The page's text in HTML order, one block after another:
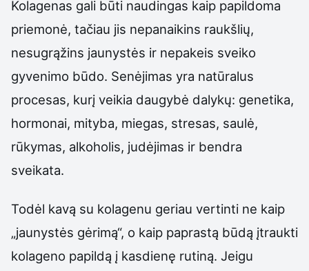
Kolagenas gali būti naudingas kaip papildoma
priemonė, tačiau jis nepanaikins raukšlių,
nesugrąžins jaunystės ir nepakeis sveiko
gyvenimo būdo. Senėjimas yra natūralus
procesas, kurį veikia daugybė dalykų: genetika,
hormonai, mityba, miegas, stresas, saulė,
rūkymas, alkoholis, judėjimas ir bendra
sveikata.
Todėl kavą su kolagenu geriau vertinti ne kaip
„jaunystės gėrimą“, o kaip paprastą būdą įtraukti
kolageno papildą į kasdienę rutiną. Jeigu